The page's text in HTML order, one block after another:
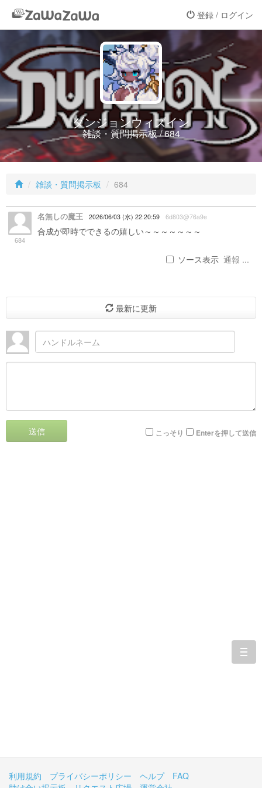
登録 / ログイン
ダンジョンウィズイン
雑談・質問掲示板 / 684
雑談・質問掲示板 684
684
名無しの魔王 2026/06/03 (水) 22:20:59 6d803@76a9e
合成が即時でできるの嬉しい～～～～～～～
ソース表示 通報 ...
最新に更新
送信 こっそり Enterを押して送信
利用規約 プライバシーポリシー ヘルプ
FAQ